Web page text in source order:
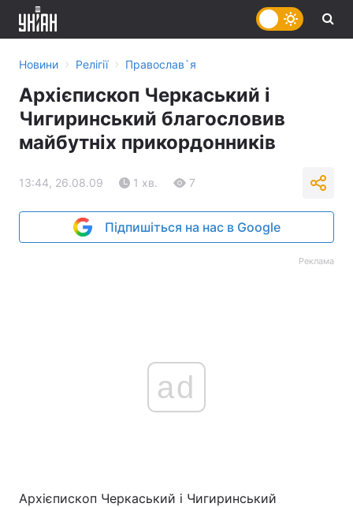
Новини › Релігії › Православ`я
Архієпископ Черкаський і
Чигиринський благословив
майбутніх прикордонників
13:44, 26.08.09 1 хв. 7
Підпишіться на нас в Google
Реклама
ad
Архієпископ Черкаський і Чигиринський